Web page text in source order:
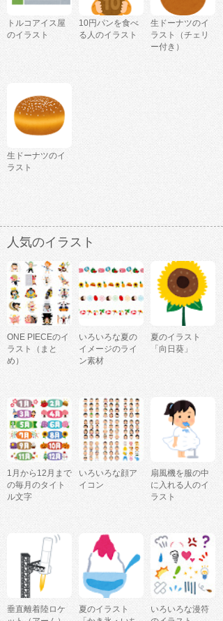
トルコアイス屋
のイラスト
10円パンを食べ
る人のイラスト
生ドーナツのイ
ラスト（チェリ
ー付き）
生ドーナツのイ
ラスト
人気のイラスト
ONE PIECEのイ
ラスト（まと
め）
いろいろな夏の
イメージのライ
ン素材
夏のイラスト
「向日葵」
1月から12月まで
の毎月のタイト
ル文字
いろいろな顔ア
イコン
扇風機を服の中
に入れる人のイ
ラスト
垂直離着陸ロケ
夏のイラスト
いろいろな漫符